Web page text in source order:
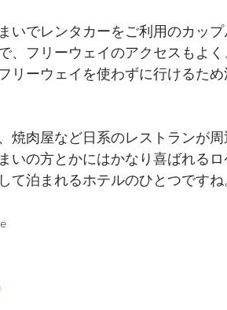
いでレンタカーをご利用のカッ
、フリーウェイのアクセスもよ
リーウェイを使わずに行けるた
焼肉屋など日系のレストランが
いの方とかにはかなり喜ばれるロ
て泊まれるホテルのひとつですね